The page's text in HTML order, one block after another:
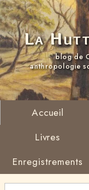
La
blog de
anthropologie
Accueil
Livres
Enregistrements